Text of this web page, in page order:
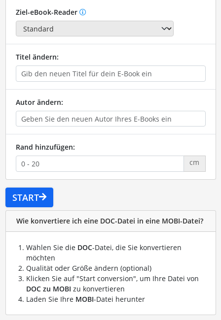
Ziel-eBook-Reader
Titel ändern:
Autor ändern:
Rand hinzufügen:
cm
START
Wie konvertiere ich eine DOC-Datei in eine MOBI-Datei?
Wählen Sie die DOC-Datei, die Sie konvertieren
möchten
Qualität oder Größe ändern (optional)
Klicken Sie auf "Start conversion", um Ihre Datei von
DOC zu MOBI zu konvertieren
Laden Sie Ihre MOBI-Datei herunter